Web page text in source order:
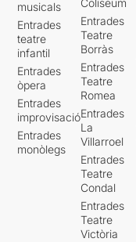
musicals
Entrades
teatre
infantil
Entrades
òpera
Entrades
improvisació
Entrades
monòlegs
Entrades
Teatre
Borràs
Entrades
Teatre
Romea
Entrades
La
Villarroel
Entrades
Teatre
Condal
Entrades
Teatre
Victòria